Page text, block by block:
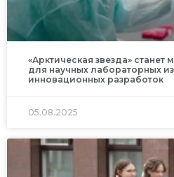
«Арктическая звезда»
для научных лабораторных
инновационных разработок
05.08.2025